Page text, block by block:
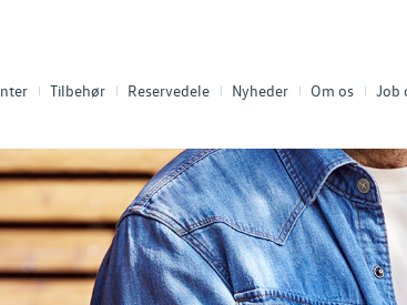
Tilbehør Reservedele Nyheder Om os Job